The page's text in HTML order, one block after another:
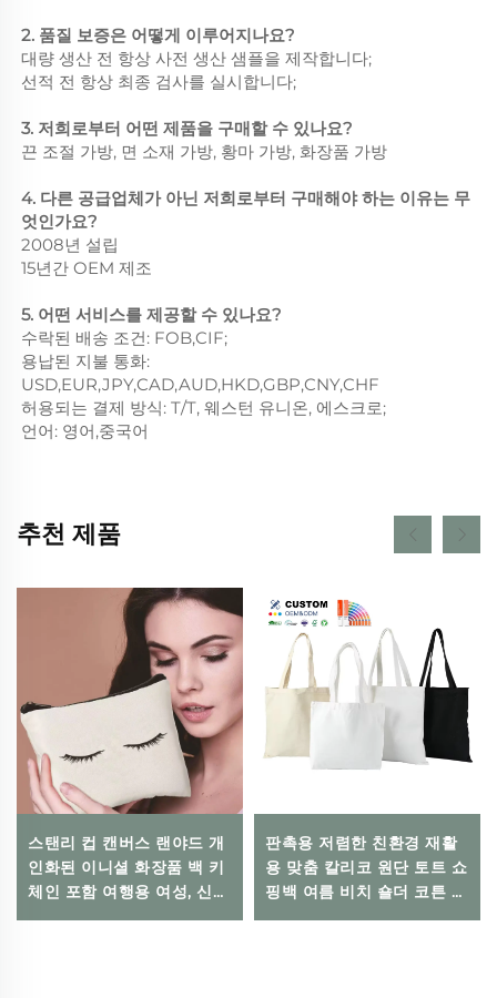
2. 품질 보증은 어떻게 이루어지나요?
대량 생산 전 항상 사전 생산 샘플을 제작합니다;
선적 전 항상 최종 검사를 실시합니다;
3. 저희로부터 어떤 제품을 구매할 수 있나요?
끈 조절 가방, 면 소재 가방, 황마 가방, 화장품 가방
4. 다른 공급업체가 아닌 저희로부터 구매해야 하는 이유는 무
엇인가요?
2008년 설립
15년간 OEM 제조
5. 어떤 서비스를 제공할 수 있나요?
수락된 배송 조건: FOB,CIF;
용납된 지불 통화:
USD,EUR,JPY,CAD,AUD,HKD,GBP,CNY,CHF
허용되는 결제 방식: T/T, 웨스턴 유니온, 에스크로;
언어: 영어,중국어
추천 제품
스탠리 컵 캔버스 랜야드 개
인화된 이니셜 화장품 백 키
체인 포함 여행용 여성, 신부
들러리, 청소년용 오픈 클로
판촉용 저렴한 친환경 재활
용 맞춤 칼리코 원단 토트 쇼
핑백 여름 비치 숄더 코튼 토
트백